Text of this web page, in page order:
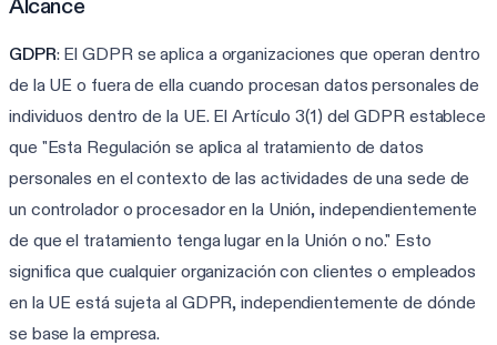
Alcance
GDPR: El GDPR se aplica a organizaciones que operan dentro
de la UE o fuera de ella cuando procesan datos personales de
individuos dentro de la UE. El Artículo 3(1) del GDPR establece
que "Esta Regulación se aplica al tratamiento de datos
personales en el contexto de las actividades de una sede de
un controlador o procesador en la Unión, independientemente
de que el tratamiento tenga lugar en la Unión o no." Esto
significa que cualquier organización con clientes o empleados
en la UE está sujeta al GDPR, independientemente de dónde
se base la empresa.